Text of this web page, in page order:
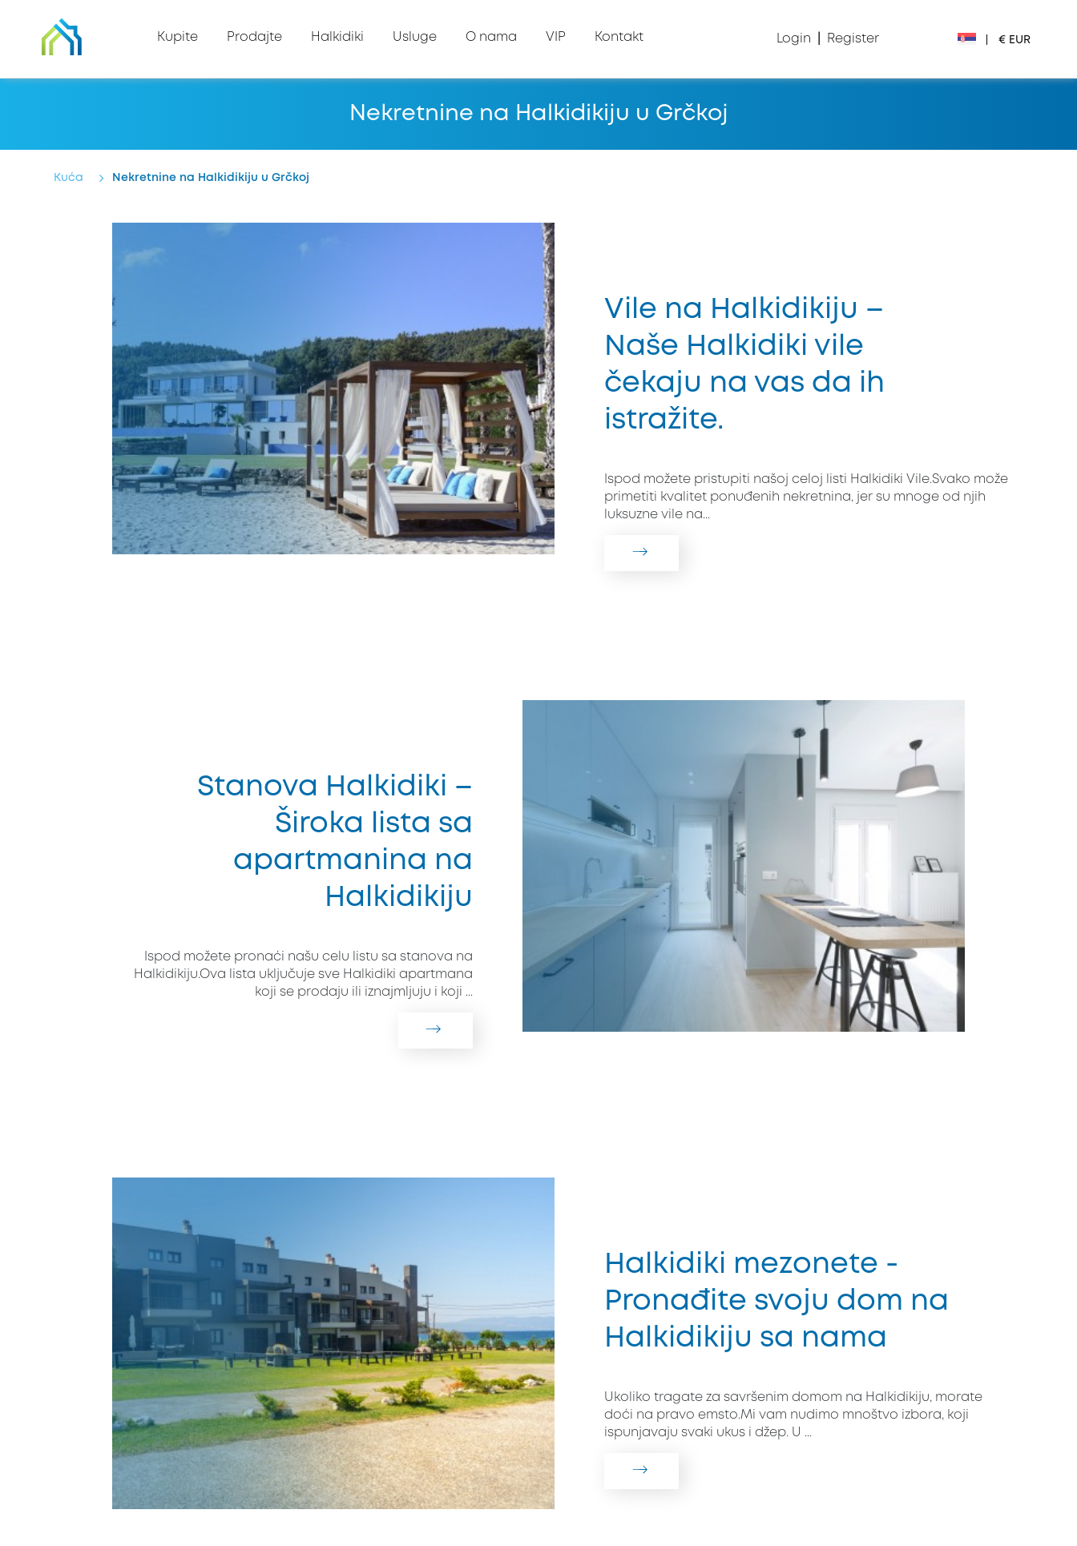
Kupite Prodajte Halkidiki Usluge O nama VIP Kontakt Login Register € EUR
Nekretnine na Halkidikiju u Grčkoj
Kuća Nekretnine na Halkidikiju u Grčkoj
Vile na Halkidikiju –
Naše Halkidiki vile
čekaju na vas da ih
istražite.
Ispod možete pristupiti našoj celoj listi Halkidiki Vile.Svako može
primetiti kvalitet ponuđenih nekretnina, jer su mnoge od njih
luksuzne vile na...
Stanova Halkidiki –
Široka lista sa
apartmanina na
Halkidikiju
Ispod možete pronaći našu celu listu sa stanova na
Halkidikiju.Ova lista uključuje sve Halkidiki apartmana
koji se prodaju ili iznajmljuju i koji ...
Halkidiki mezonete -
Pronađite svoju dom na
Halkidikiju sa nama
Ukoliko tragate za savršenim domom na Halkidikiju, morate
doći na pravo emsto.Mi vam nudimo mnoštvo izbora, koji
ispunjavaju svaki ukus i džep. U ...